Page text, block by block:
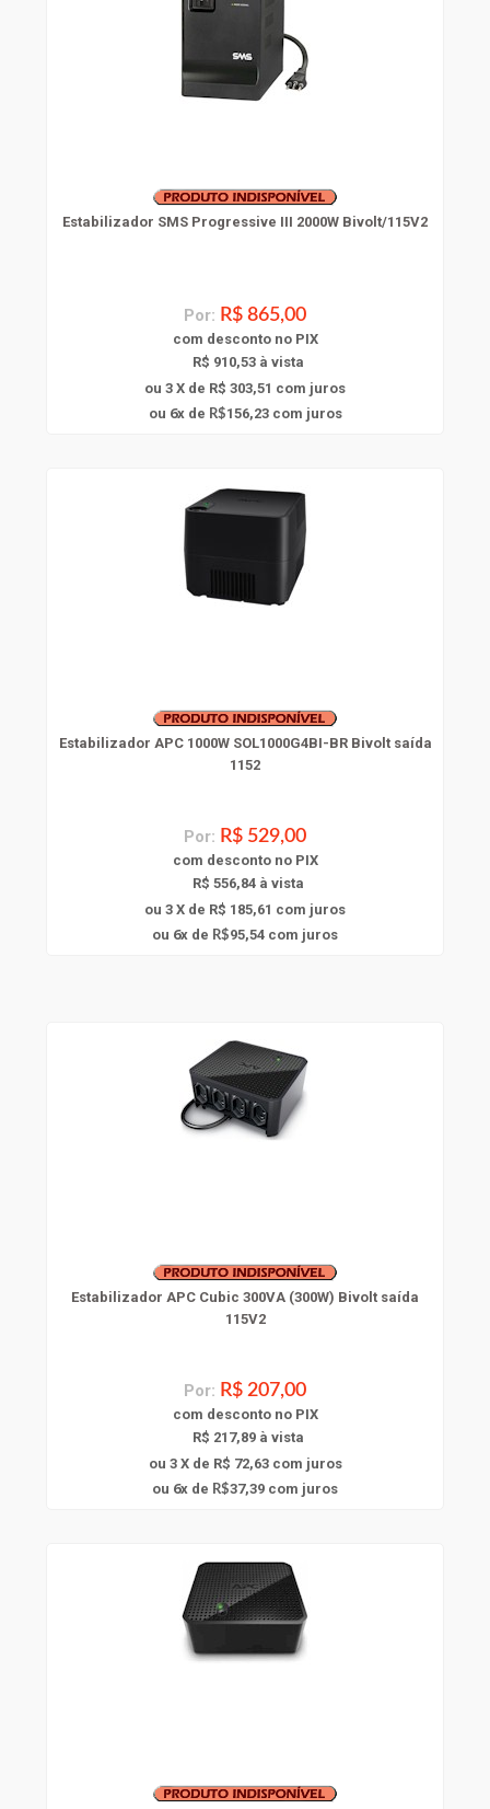
Estabilizador SMS Progressive III 2000W Bivolt/115V2
Por: R$ 865,00
com desconto no PIX
R$ 910,53 à vista
ou 3 X de R$ 303,51 com juros
ou 6x de R$156,23com juros
Estabilizador APC 1000W SOL1000G4BI-BR Bivolt saída
1152
Por: R$ 529,00
com desconto no PIX
R$ 556,84 à vista
ou 3 X de R$ 185,61 com juros
ou 6x de R$95,54 com juros
Estabilizador APC Cubic 300VA (300W) Bivolt saída
115V2
Por: R$ 207,00
com desconto no PIX
R$ 217,89 à vista
ou 3 X de R$ 72,63com juros
ou 6x de R$37,39 com juros